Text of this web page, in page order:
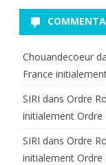
Chouandecoeur
France
SIRI dans Ordre
initialement Ordre
SIRI dans Ordre
initialement Ordre